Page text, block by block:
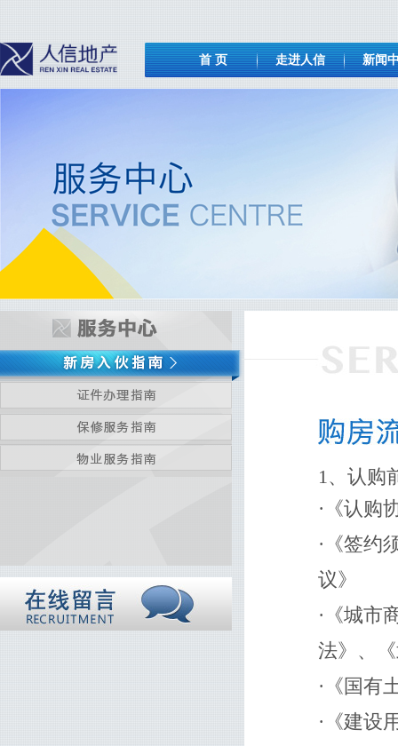
首 页 走进人信 新闻
1、认购
·《认购
·《签约
议》
·《城市
法》、
·《国有
·《建设